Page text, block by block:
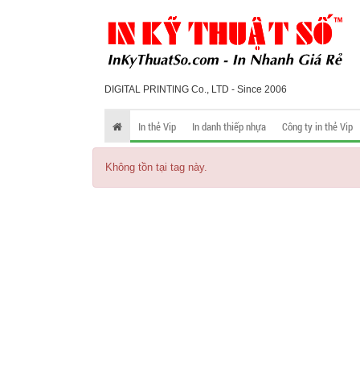
DIGITAL PRINTING Co., LTD - Since 2006
In thẻ Vip In danh thiếp nhựa Công ty in thẻ Vip
Không tồn tại tag này.